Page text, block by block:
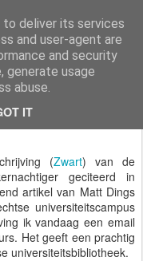
deliver its services
and user-agent are
and security
generate usage
abuse.
IT
Ytzen Lont
(Zwart) van de
geciteerd in
artikel van Matt Dings
universiteitscampus
ik vandaag een email
Het geeft een prachtig
universiteitsbibliotheek.